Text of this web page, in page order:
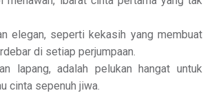
elegan, seperti kekasih yang membuat
di setiap perjumpaan.
lapang, adalah pelukan hangat untuk
cinta sepenuh jiwa.